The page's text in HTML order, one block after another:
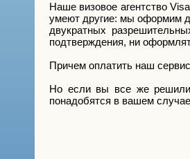
Наше визовое агентство
умеют другие: мы оформим
двукратных
подтверждения, ни
Причем оплатить наш
Но если вы все же решили
понадобятся в вашем